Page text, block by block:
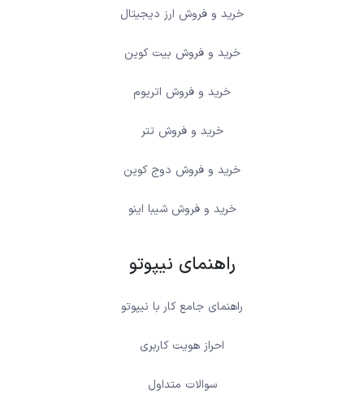
خرید و فروش ارز دیجیتال
خرید و فروش بیت کوین
خرید و فروش اتریوم
خرید و فروش تتر
خرید و فروش دوج کوین
خرید و فروش شیبا اینو
راهنمای نیپوتو
راهنمای جامع کار با نیپوتو
احراز هویت کاربری
سوالات متداول